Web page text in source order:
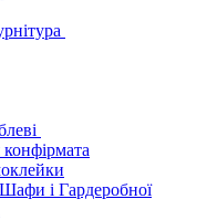
і Гардеробної